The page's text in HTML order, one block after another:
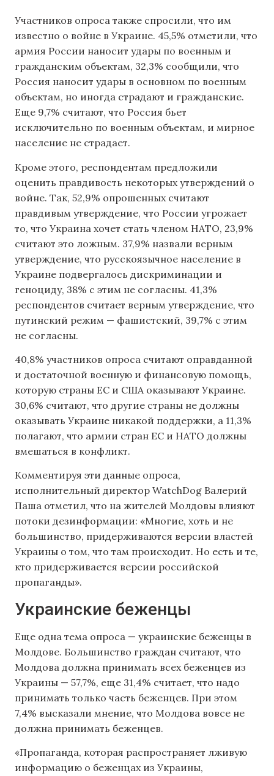
Участников опроса также спросили, что им
известно о войне в Украине. 45,5% отметили, что
армия России наносит удары по военным и
гражданским объектам, 32,3% сообщили, что
Россия наносит удары в основном по военным
объектам, но иногда страдают и гражданские.
Еще 9,7% считают, что Россия бьет
исключительно по военным объектам, и мирное
население не страдает.
Кроме этого, респондентам предложили
оценить правдивость некоторых утверждений о
войне. Так, 52,9% опрошенных считают
правдивым утверждение, что России угрожает
то, что Украина хочет стать членом НАТО, 23,9%
считают это ложным. 37,9% назвали верным
утверждение, что русскоязычное население в
Украине подвергалось дискриминации и
геноциду, 38% с этим не согласны. 41,3%
респондентов считает верным утверждение, что
путинский режим — фашистский, 39,7% с этим
не согласны.
40,8% участников опроса считают оправданной
и достаточной военную и финансовую помощь,
которую страны ЕС и США оказывают Украине.
30,6% считают, что другие страны не должны
оказывать Украине никакой поддержки, а 11,3%
полагают, что армии стран ЕС и НАТО должны
вмешаться в конфликт.
Комментируя эти данные опроса,
исполнительный директор WatchDog Валерий
Паша отметил, что на жителей Молдовы влияют
потоки дезинформации: «Многие, хоть и не
большинство, придерживаются версии властей
Украины о том, что там происходит. Но есть и те,
кто придерживается версии российской
пропаганды».
Украинские беженцы
Еще одна тема опроса — украинские беженцы в
Молдове. Большинство граждан считают, что
Молдова должна принимать всех беженцев из
Украины — 57,7%, еще 31,4% считает, что надо
принимать только часть беженцев. При этом
7,4% высказали мнение, что Молдова вовсе не
должна принимать беженцев.
«Пропаганда, которая распространяет лживую
информацию о беженцах из Украины,